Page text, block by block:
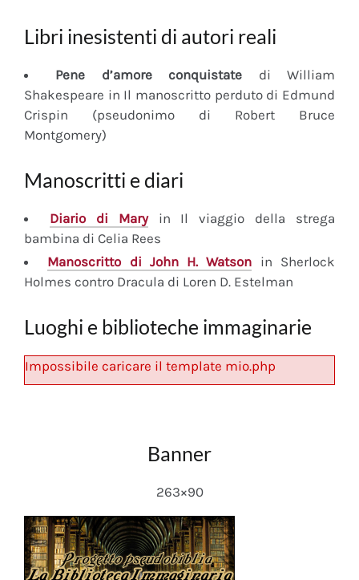
Libri inesistenti di autori reali
Pene d’amore conquistate di William
Shakespeare in Il manoscritto perduto di Edmund
Crispin (pseudonimo di Robert Bruce
Montgomery)
Manoscritti e diari
Diariodi Maryin Il viaggio della strega
bambina di Celia Rees
Manoscritto di John H. Watson in Sherlock
Holmes contro Dracula di Loren D. Estelman
Luoghi e biblioteche immaginarie
Impossibile caricare il template mio.php
Banner
263×90